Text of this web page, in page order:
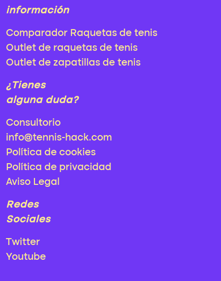
información
Comparador Raquetas de tenis
Outlet de raquetas de tenis
Outlet de zapatillas de tenis
¿Tienes
alguna duda?
Consultorio
info@tennis-hack.com
Política de cookies
Política de privacidad
Aviso Legal
Redes
Sociales
Twitter
Youtube